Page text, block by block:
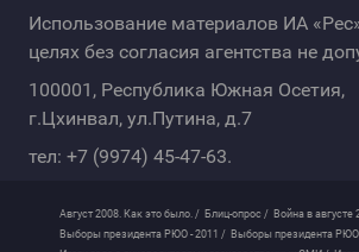
Использование материалов ИА
целях без согласия агентства не
100001, Республика Южная Осетия,
г.Цхинвал, ул.Путина, д.7
тел: +7 (9974) 45-47-63.
Август 2008. Как это было. / Блиц-опрос / Война в августе
Выборы президента РЮО - 2011 / Выборы президента РЮО